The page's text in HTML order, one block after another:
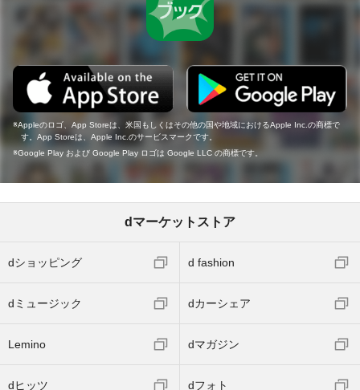
Appleのロゴ、App Storeは、米国もしくはその他の国や地域におけるApple Inc.の商標で
す。App Storeは、Apple Inc.のサービスマークです。
Google Play および Google Play ロゴは Google LLC の商標です。
dマーケットストア
dショッピング d fashion
dミュージック dカーシェア
Lemino dマガジン
dヒッツ dフォト